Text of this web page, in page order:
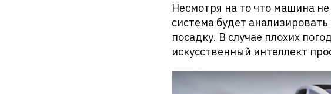
Несмотря на то что машина
система будет
посадку. В случае плохих
искусственный интеллект